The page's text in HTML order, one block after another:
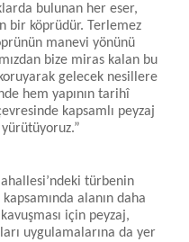
bulunan her eser,
bir köprüdür. Terlemez
manevi yönünü
bize miras kalan bu
gelecek nesillere
hem yapının tarihî
kapsamlı peyzaj
türbenin
alanın daha
için peyzaj,
uygulamalarına da yer